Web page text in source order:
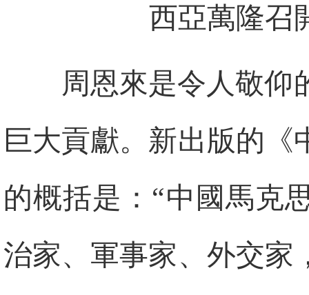
西亞萬隆召
周恩來是令人敬仰
巨大貢獻。新出版的
的概括是：“中國馬克
治家、軍事家、外交家